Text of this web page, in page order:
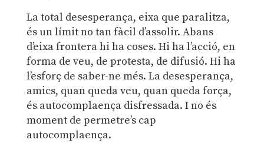
La total desesperança, eixa que paralitza,
és un límit no tan fàcil d’assolir. Abans
d’eixa frontera hi ha coses. Hi ha l’acció, en
forma de veu, de protesta, de difusió. Hi ha
l’esforç de saber-ne més. La desesperança,
amics, quan queda veu, quan queda força,
és autocomplaença disfressada. I no és
moment de permetre’s cap
autocomplaença.